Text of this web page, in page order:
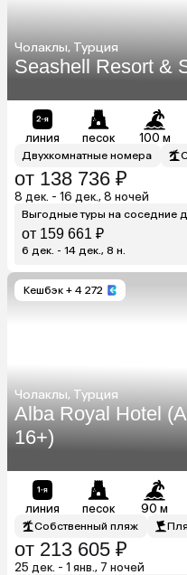
Чолаклы, Турция
Seashell Resort &
линия песок 100 м
Двухкомнатные номера
от 138 736 ₽
8 дек. - 16 дек., 8 ночей
Выгодные туры на соседние
от 159 661 ₽
6 дек. - 14 дек., 8 н.
Кешбэк + 4 272
Чолаклы, Турция
Alba Royal Hotel
16+)
линия песок 90 м
Собственный пляж
от 213 605 ₽
25 дек. - 1 янв., 7 ночей